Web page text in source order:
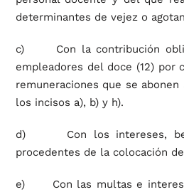
determinantes de vejez o
c) Con la contribución
empleadores del doce (12) por
remuneraciones que se
los incisos a), b) y h).
d) Con los intereses,
procedentes de la colocación
e) Con las multas e